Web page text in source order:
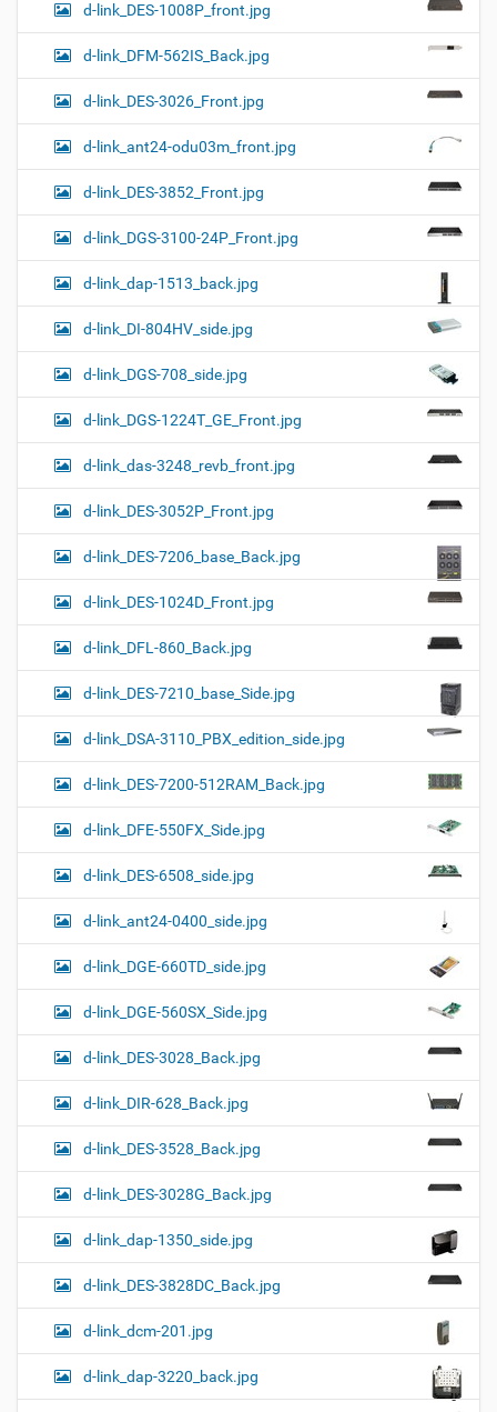
d-link_DES-1008P_front.jpg
d-link_DFM-562IS_Back.jpg
d-link_DES-3026_Front.jpg
d-link_ant24-odu03m_front.jpg
d-link_DES-3852_Front.jpg
d-link_DGS-3100-24P_Front.jpg
d-link_dap-1513_back.jpg
d-link_DI-804HV_side.jpg
d-link_DGS-708_side.jpg
d-link_DGS-1224T_GE_Front.jpg
d-link_das-3248_revb_front.jpg
d-link_DES-3052P_Front.jpg
d-link_DES-7206_base_Back.jpg
d-link_DES-1024D_Front.jpg
d-link_DFL-860_Back.jpg
d-link_DES-7210_base_Side.jpg
d-link_DSA-3110_PBX_edition_side.jpg
d-link_DES-7200-512RAM_Back.jpg
d-link_DFE-550FX_Side.jpg
d-link_DES-6508_side.jpg
d-link_ant24-0400_side.jpg
d-link_DGE-660TD_side.jpg
d-link_DGE-560SX_Side.jpg
d-link_DES-3028_Back.jpg
d-link_DIR-628_Back.jpg
d-link_DES-3528_Back.jpg
d-link_DES-3028G_Back.jpg
d-link_dap-1350_side.jpg
d-link_DES-3828DC_Back.jpg
d-link_dcm-201.jpg
d-link_dap-3220_back.jpg